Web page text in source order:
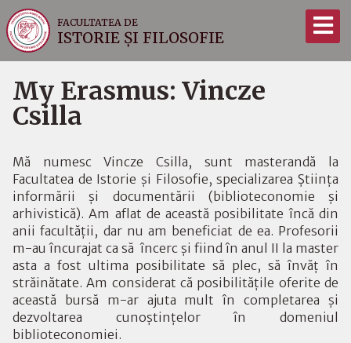
FACULTATEA DE
ISTORIE ȘI FILOSOFIE
My Erasmus: Vincze
Csilla
Mă numesc Vincze Csilla, sunt masterandă la
Facultatea de Istorie şi Filosofie, specializarea Ştiinţa
informării şi documentării (biblioteconomie şi
arhivistică). Am aflat de această posibilitate încă din
anii facultăţii, dar nu am beneficiat de ea. Profesorii
m-au încurajat ca să încerc şi fiind în anul II la master
asta a fost ultima posibilitate să plec, să învăţ în
străinătate. Am considerat că posibilităţile oferite de
această bursă m-ar ajuta mult în completarea şi
dezvoltarea cunoştinţelor în domeniul
biblioteconomiei.